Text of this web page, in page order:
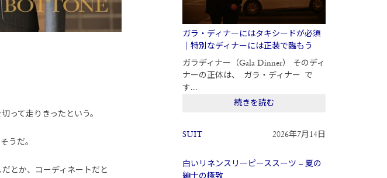
って走りきったという。
うだ。
とか、コーディネートだと
ガラ・ディナーにはタキシードが必須
｜特別なディナーには正装で臨もう
ガラディナー（Gala Dinner） そのディ
ナーの正体は、 ガラ・ディナー で
す...
続きを読む
SUIT 2026年7月14日
白いリネンスリーピーススーツ – 夏の
紳士の極致